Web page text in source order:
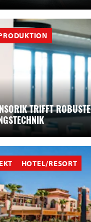
TRIFFT ROBUSTE
HOTEL/RESORT